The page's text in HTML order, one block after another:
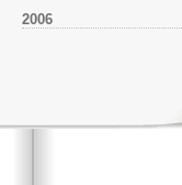
2006